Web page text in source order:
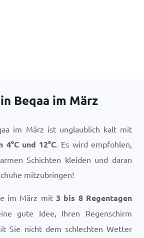
Beqaa im März
im März ist unglaublich kalt mit
4°Cund 12°C. Es wird empfohlen,
Schichten kleiden und daran
mitzubringen!
im März mit 3 bis 8 Regentagen
gute Idee, Ihren Regenschirm
Sie nicht dem schlechten Wetter